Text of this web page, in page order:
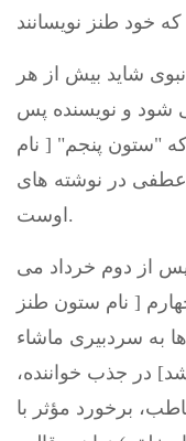
شاید بیش از هر
شود و نویسنده پس
"ستون پنجم" [ نام
در نوشته های
اوست.
پس از دوم خرداد می
[ نام ستون طنز
به سردبیری ماشاء
در جذب خواننده،
برخورد مؤثر با